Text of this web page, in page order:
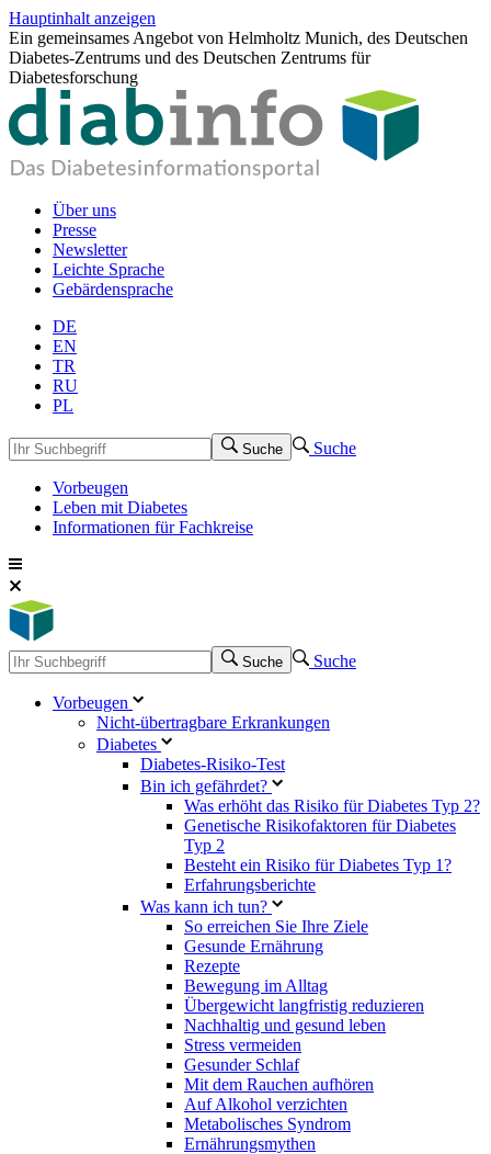
Hauptinhalt anzeigen
Ein gemeinsames Angebot von Helmholtz Munich, des Deutschen
Diabetes-Zentrums und des Deutschen Zentrums für
Diabetesforschung
Über uns
Presse
Newsletter
Leichte Sprache
Gebärdensprache
DE
EN
TR
RU
PL
Suche Suche
Vorbeugen
Leben mit Diabetes
Informationen für Fachkreise
Suche Suche
Vorbeugen
Nicht-übertragbare Erkrankungen
Diabetes
Diabetes-Risiko-Test
Bin ich gefährdet?
Was erhöht das Risiko für Diabetes Typ 2?
Genetische Risikofaktoren für Diabetes
Typ 2
Besteht ein Risiko für Diabetes Typ 1?
Erfahrungsberichte
Was kann ich tun?
So erreichen Sie Ihre Ziele
Gesunde Ernährung
Rezepte
Bewegung im Alltag
Übergewicht langfristig reduzieren
Nachhaltig und gesund leben
Stress vermeiden
Gesunder Schlaf
Mit dem Rauchen aufhören
Auf Alkohol verzichten
Metabolisches Syndrom
Ernährungsmythen